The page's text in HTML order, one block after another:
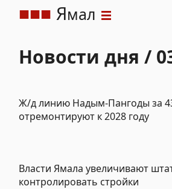
Ямал
Новости дня /
Ж/д линию Надым-Пангоды за
отремонтируют к 2028 году
Власти Ямала увеличивают
контролировать стройки